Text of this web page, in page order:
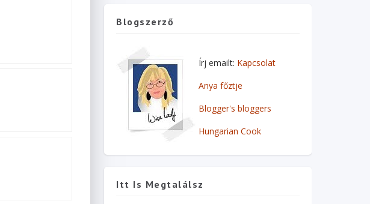
Blogszerző
Írj emailt: Kapcsolat
Anya főztje
Blogger's bloggers
Hungarian Cook
Itt Is Megtalálsz